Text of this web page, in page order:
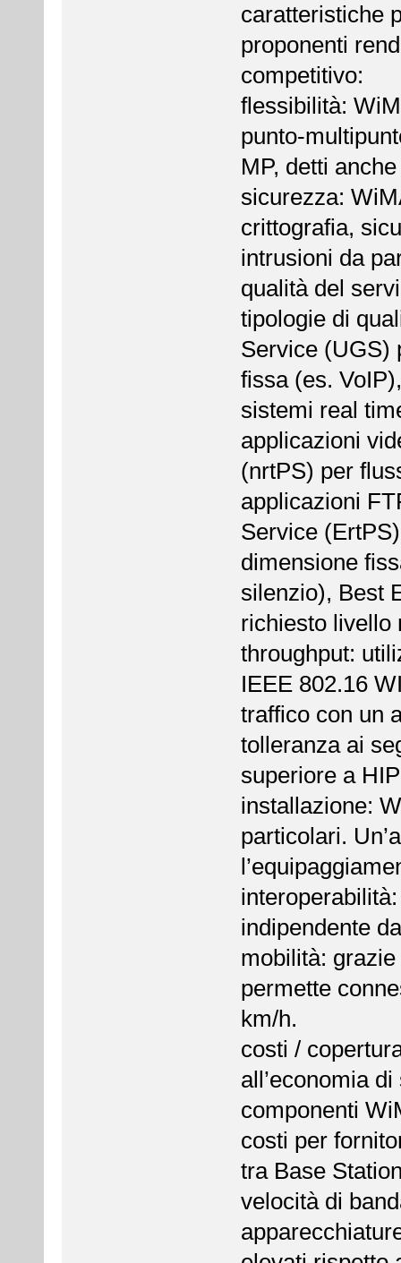
caratteristiche
proponenti
competitivo:
flessibilità:
punto-
MP, detti
sicurezza:
crittografia,
intrusioni da
qualità del
tipologie di
Service (UGS)
fissa (es.
sistemi real
applicazioni
(nrtPS) per
applicazioni
Service
dimensione
silenzio), Best
richiesto livello
throughput:
IEEE 802.16
traffico con un
tolleranza ai
superiore a
installazione:
particolari.
indipendente
mobilità:
permette
km/h.
costi /
all’economia
componenti
costi per
tra Base
velocità di